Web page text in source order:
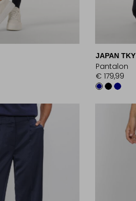
JAPAN TKY
Pantalon
€ 179,99